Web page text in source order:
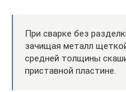
При сварке без
зачищая металл
средней толщины
приставной пластине.